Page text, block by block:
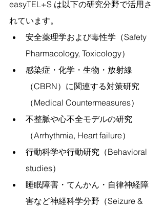
easyTEL+S は以下の研究分野で活用さ
れています。
安全薬理学および毒性学（Safety
Pharmacology, Toxicology）
感染症・化学・生物・放射線
（CBRN）に関連する対策研究
（Medical Countermeasures）
不整脈や心不全モデルの研究
（Arrhythmia, Heart failure）
行動科学や行動研究（Behavioral
studies）
睡眠障害・てんかん・自律神経障
害など神経科学分野（Seizure &